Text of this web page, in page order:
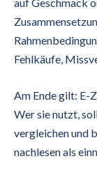
auf Geschmack
Fehlkäufe,
Am Ende gilt: E-
Wer sie nutzt,
vergleichen und
nachlesen als